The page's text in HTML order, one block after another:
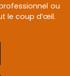
ou
le coup d’œil.